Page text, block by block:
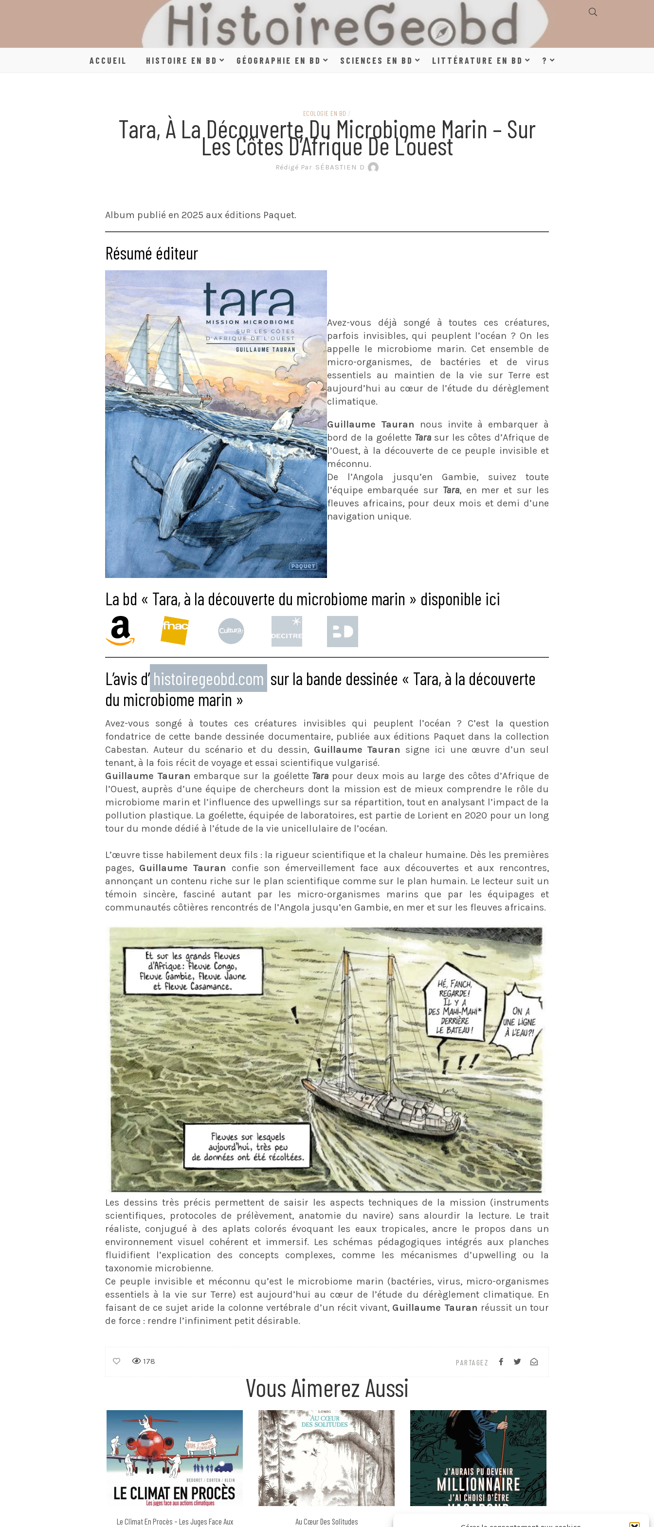
HISTOIRE, GÉOGRAPHIE,
SCIENCES, LITTÉRATURE
EN BANDE DESSINÉE
ACCUEIL HISTOIRE EN BD GÉOGRAPHIE EN BD SCIENCES EN BD LITTÉRATURE EN BD ?
ECOLOGIE EN BD /
Tara, À La Découverte Du Microbiome Marin – Sur
Les Côtes D’Afrique De L’ouest
Rédigé Par SÉBASTIEN D
Album publié en 2025 aux éditions Paquet.
Résumé éditeur
Avez-vous déjà songé à toutes ces créatures,
parfois invisibles, qui peuplent l’océan ? On les
appelle le microbiome marin. Cet ensemble de
micro-organismes, de bactéries et de virus
essentiels au maintien de la vie sur Terre est
aujourd’hui au cœur de l’étude du dérèglement
climatique.
Guillaume Tauran nous invite à embarquer à
bord de la goélette Tara sur les côtes d’Afrique de
l’Ouest, à la découverte de ce peuple invisible et
méconnu.
De l’Angola jusqu’en Gambie, suivez toute
l’équipe embarquée sur Tara, en mer et sur les
fleuves africains, pour deux mois et demi d’une
navigation unique.
La bd « Tara, à la découverte du microbiome marin » disponible ici
L’avis d’ histoiregeobd.com sur la bande dessinée « Tara, à la découverte
du microbiome marin »
Avez-vous songé à toutes ces créatures invisibles qui peuplent l’océan ? C’est la question
fondatrice de cette bande dessinée documentaire, publiée aux éditions Paquet dans la collection
Cabestan. Auteur du scénario et du dessin, Guillaume Tauran signe ici une œuvre d’un seul
tenant, à la fois récit de voyage et essai scientifique vulgarisé.
Guillaume Tauran embarque sur la goélette Tara pour deux mois au large des côtes d’Afrique de
l’Ouest, auprès d’une équipe de chercheurs dont la mission est de mieux comprendre le rôle du
microbiome marin et l’influence des upwellings sur sa répartition, tout en analysant l’impact de la
pollution plastique. La goélette, équipée de laboratoires, est partie de Lorient en 2020 pour un long
tour du monde dédié à l’étude de la vie unicellulaire de l’océan.
L’œuvre tisse habilement deux fils : la rigueur scientifique et la chaleur humaine. Dès les premières
pages, Guillaume Tauran confie son émerveillement face aux découvertes et aux rencontres,
annonçant un contenu riche sur le plan scientifique comme sur le plan humain. Le lecteur suit un
témoin sincère, fasciné autant par les micro-organismes marins que par les équipages et
communautés côtières rencontrés de l’Angola jusqu’en Gambie, en mer et sur les fleuves africains.
Les dessins très précis permettent de saisir les aspects techniques de la mission (instruments
scientifiques, protocoles de prélèvement, anatomie du navire) sans alourdir la lecture. Le trait
réaliste, conjugué à des aplats colorés évoquant les eaux tropicales, ancre le propos dans un
environnement visuel cohérent et immersif. Les schémas pédagogiques intégrés aux planches
fluidifient l’explication des concepts complexes, comme les mécanismes d’upwelling ou la
taxonomie microbienne.
Ce peuple invisible et méconnu qu’est le microbiome marin (bactéries, virus, micro-organismes
essentiels à la vie sur Terre) est aujourd’hui au cœur de l’étude du dérèglement climatique. En
faisant de ce sujet aride la colonne vertébrale d’un récit vivant, Guillaume Tauran réussit un tour
de force : rendre l’infiniment petit désirable.
PARTAGEZ
178
Vous Aimerez Aussi
Le Climat En Procès – Les Juges Face Aux Au Cœur Des Solitudes